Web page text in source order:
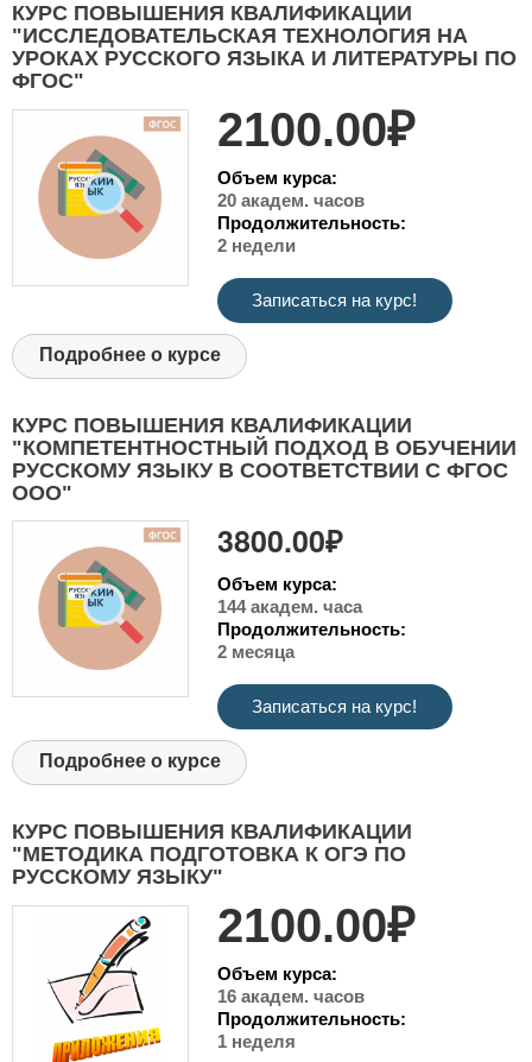
КУРС ПОВЫШЕНИЯ КВАЛИФИКАЦИИ
"ИССЛЕДОВАТЕЛЬСКАЯ ТЕХНОЛОГИЯ НА
УРОКАХ РУССКОГО ЯЗЫКА И ЛИТЕРАТУРЫ ПО
ФГОС"
2100.00₽
Объем курса:
20 академ. часов
Продолжительность:
2 недели
Записаться на курс!
Подробнее о курсе
КУРС ПОВЫШЕНИЯ КВАЛИФИКАЦИИ
"КОМПЕТЕНТНОСТНЫЙ ПОДХОД В ОБУЧЕНИИ
РУССКОМУ ЯЗЫКУ В СООТВЕТСТВИИ С ФГОС
ООО"
3800.00₽
Объем курса:
144 академ. часа
Продолжительность:
2 месяца
Записаться на курс!
Подробнее о курсе
КУРС ПОВЫШЕНИЯ КВАЛИФИКАЦИИ
"МЕТОДИКА ПОДГОТОВКА К ОГЭ ПО
РУССКОМУ ЯЗЫКУ"
2100.00₽
Объем курса:
16 академ. часов
Продолжительность:
1 неделя